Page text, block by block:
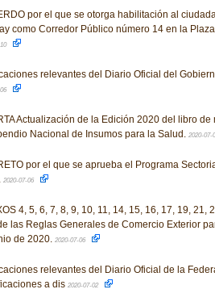
por el que se otorga habilitación al
como Corredor Público número 14 en la
relevantes del Diario Oficial del
Actualización de la Edición 2020 del libro de
Nacional de Insumos para la Salud. 2020-07-
por el que se aprueba el Programa
2020-07-06
4, 5, 6, 7, 8, 9, 10, 11, 14, 15, 16, 17, 19, 21,
las Reglas Generales de Comercio Exterior
de 2020. 2020-07-06
relevantes del Diario Oficial de la
a dis 2020-07-02